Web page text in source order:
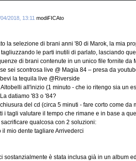
2018, 13:11 modiFICAto
la selezione di brani anni '80 di Marok, la mia
le parti inutili di parlato, lasciando
di brani contenute in un unico file fornite da
sei scontrosa live @ Magia 84 – presa da
la tequila live @Riverside
all'inizio (1 minuto - che io ritengo sia un
datiamo '83 o '84?
del cd (circa 5 minuti - fare corto come da
i tagli valutare il tempo che rimane e in base a
qualcosa con 2 soluzioni:
il mio dente tagliare Arrivederci
sostanzialmente è stata inclusa già in un album